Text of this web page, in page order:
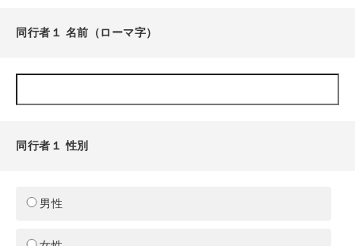
同行者１ 名前（ローマ字）
同行者１ 性別
男性